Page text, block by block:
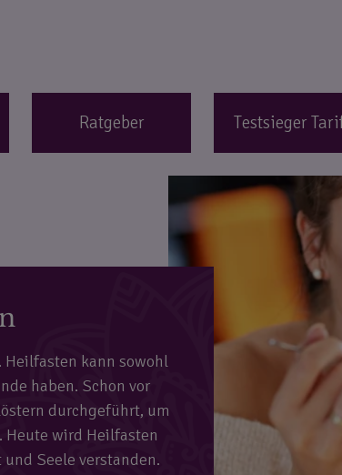
Ratgeber Testsieger
kann sowohl
haben. Schon vor
durchgeführt, um
Heute wird Heilfasten
Seele verstanden.